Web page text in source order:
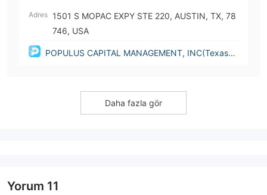
Adres 1501 S MOPAC EXPY STE 220, AUSTIN, TX, 78
746, USA
POPULUS CAPITAL MANAGEMENT, INC(Texas
Daha fazla gör
Yorum 11